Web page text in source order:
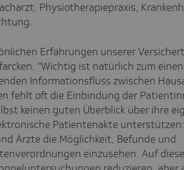
Physiotherapiepraxis,
Erfahrungen unserer
"Wichtig ist natürlich zum
Informationsfluss zwischen
fehlt oft die Einbindung der
keinen guten Überblick über ihre
Patientenakte
Ärzte die Möglichkeit, Befunde und
einzusehen. Auf